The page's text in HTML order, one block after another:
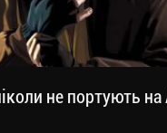
не портують